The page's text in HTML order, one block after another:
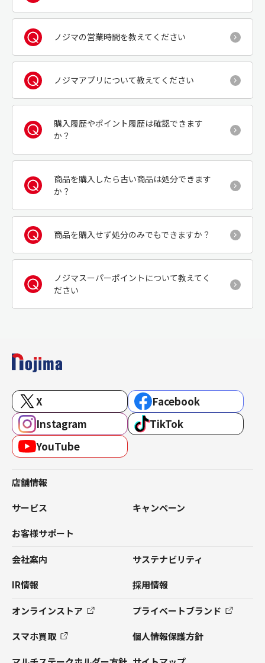
ノジマの営業時間を教えてください
ノジマアプリについて教えてください
購入履歴やポイント履歴は確認できます
か？
商品を購入したら古い商品は処分できます
か？
商品を購入せず処分のみでもできますか？
ノジマスーパーポイントについて教えてく
ださい
X
Facebook
Instagram
TikTok
YouTube
店舗情報
サービス キャンペーン
お客様サポート
会社案内 サステナビリティ
IR情報 採用情報
オンラインストア プライベートブランド
スマホ買取 個人情報保護方針